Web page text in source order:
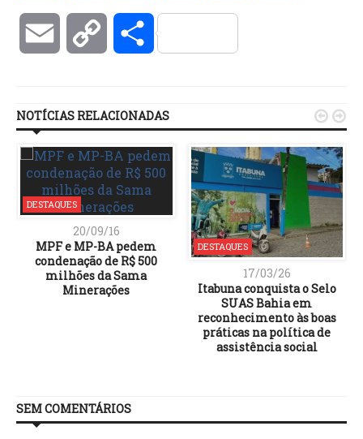
Email Copy Compartilhar
NOTÍCIAS RELACIONADAS
DESTAQUES
20/09/16
MPF e MP-BA pedem
condenação de R$ 500
milhões da Sama
Minerações
DESTAQUES
17/03/26
Itabuna conquista o Selo
SUAS Bahia em
reconhecimento às boas
práticas na política de
assistência social
 
SEM COMENTÁRIOS